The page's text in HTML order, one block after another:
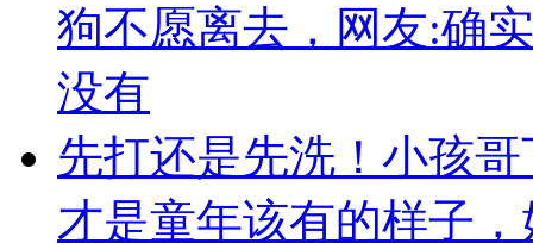
狗不愿离去，网友:确
没有
先打还是先洗！小孩
才是童年该有的样子